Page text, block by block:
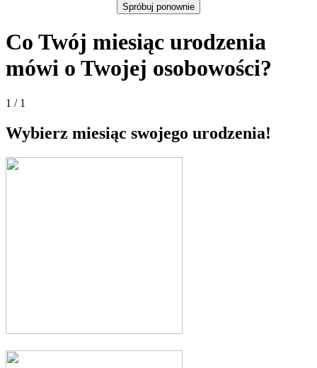
Spróbuj ponownie
Co Twój miesiąc urodzenia
mówi o Twojej osobowości?
1 / 1
Wybierz miesiąc swojego urodzenia!